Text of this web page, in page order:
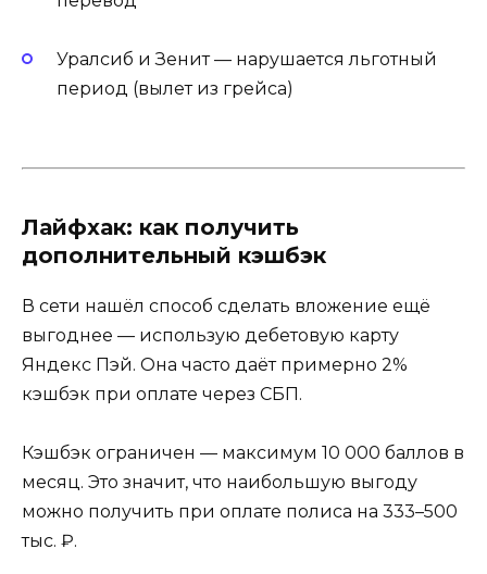
Уралсиб и Зенит — нарушается льготный
период (вылет из грейса)
Лайфхак: как получить
дополнительный кэшбэк
В сети нашёл способ сделать вложение ещё
выгоднее — использую дебетовую карту
Яндекс Пэй. Она часто даёт примерно 2%
кэшбэк при оплате через СБП.
Кэшбэк ограничен — максимум 10 000 баллов в
месяц. Это значит, что наибольшую выгоду
можно получить при оплате полиса на 333–500
тыс. ₽.